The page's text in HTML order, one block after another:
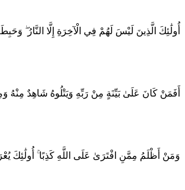
أُولَٰئِكَ الَّذِينَ لَيْسَ لَهُمْ فِي الْآخِرَةِ إِلَّا النَّارُ
أَفَمَنْ كَانَ عَلَىٰ بَيِّنَةٍ مِنْ رَبِّهِ وَيَتْلُوهُ شَاهِدٌ مِنْهُ
وَمَنْ أَظْلَمُ مِمَّنِ افْتَرَىٰ عَلَى اللَّهِ كَذِبًا ۚ أُولَٰئِكَ